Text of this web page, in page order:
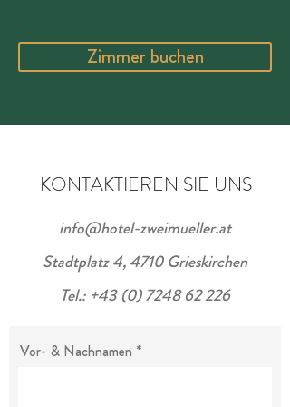
Zimmer buchen
KONTAKTIEREN SIE UNS
info@hotel-zweimueller.at
Stadtplatz 4, 4710 Grieskirchen
Tel.: +43 (0) 7248 62 226
Vor- & Nachnamen